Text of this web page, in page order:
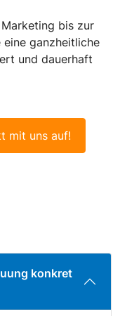
bis zur
eine ganzheitliche
und dauerhaft
mit uns auf!
konkret